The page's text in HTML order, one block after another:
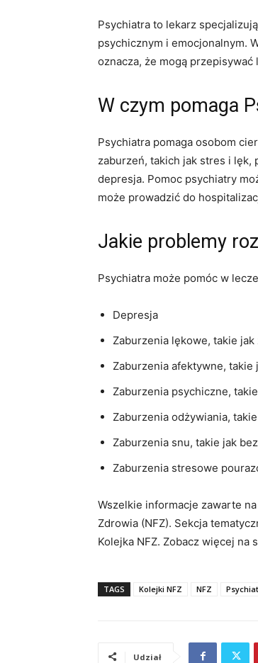
Psychiatra to lekarz
psychicznym i emocjonalnym.
oznacza, że ​​mogą przepisywać
W czym pomaga
Psychiatra pomaga osobom
zaburzeń, takich jak stres i
depresja. Pomoc psychiatry
może prowadzić do
Jakie problemy
Psychiatra może pomóc w
Depresja
Zaburzenia lękowe, takie
Zaburzenia afektywne,
Zaburzenia psychiczne,
Zaburzenia odżywiania,
Zaburzenia snu, takie jak
Zaburzenia stresowe
Wszelkie informacje zawarte
Zdrowia (NFZ). Sekcja
Kolejka NFZ. Zobacz więcej na
TAGS Kolejki NFZ NFZ
Udział